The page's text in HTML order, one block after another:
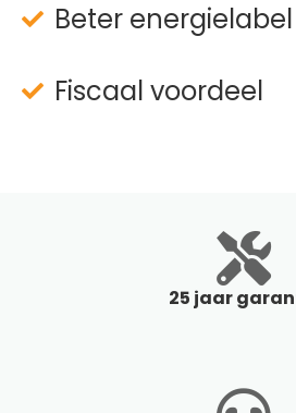
Beter energielabel
Fiscaal voordeel
25 jaar